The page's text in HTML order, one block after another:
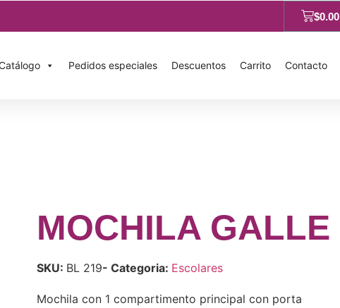
$0.00
Pedidos especiales Descuentos Carrito Contacto
MOCHILA GALLE
SKU: BL 219- Categoria: Escolares
Mochila con 1 compartimento principal con porta